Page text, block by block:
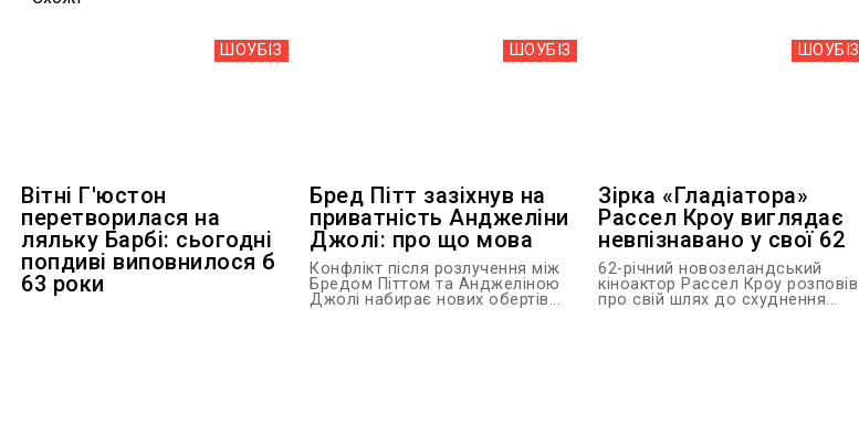
ШОУБIЗ
Вітні Г'юстон
перетворилася на
ляльку Барбі: сьогодні
попдиві виповнилося б
63 роки
ШОУБIЗ
Бред Пітт зазіхнув на
приватність Анджеліни
Джолі: про що мова
Конфлікт після розлучення між
Бредом Піттом та Анджеліною
Джолі набирає нових обертів...
ШОУБIЗ
Зірка «Гладіатора»
Рассел Кроу виглядає
невпізнавано у свої 62
62-річний новозеландський
кіноактор Рассел Кроу розповів
про свій шлях до схуднення...